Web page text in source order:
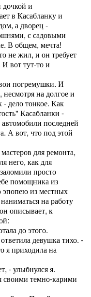
дочкой и
в Касабланку и
а дворец -
с садовыми
В общем, мечта!
не жил, и он требует
И вот тут-то и
погремушки. И
на долгое и
дело тонкое. Как
Касабланки -
последней
А вот, что под этой
для ремонта,
него, как для
просто
помощника из
из местных
на работу
описывает, к
до этого.
девушка тихо. -
я приходила на
- улыбнулся я.
своими темно-карими